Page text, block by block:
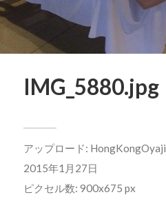
IMG_5880.jpg
アップロード: HongKongOyaji
2015年1月27日
ピクセル数: 900x675 px